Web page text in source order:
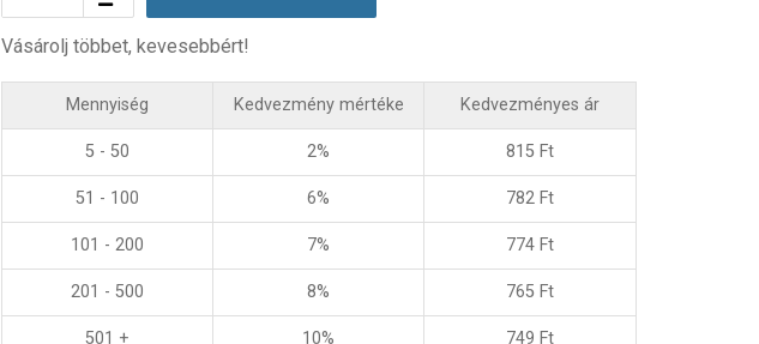
Vásárolj többet, kevesebbért!
Mennyiség Kedvezmény mértéke Kedvezményes ár
5 - 50 2% 815 Ft
51 - 100 6% 782 Ft
101 - 200 7% 774 Ft
201 - 500 8% 765 Ft
501 + 10% 749 Ft